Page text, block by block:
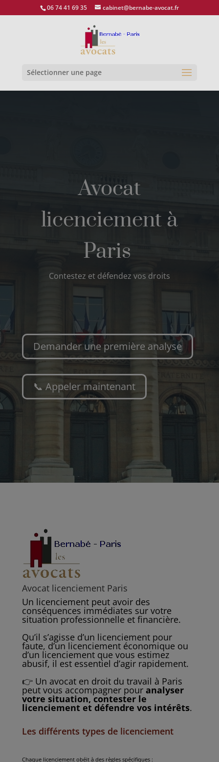
06 74 41 69 35 cabinet@bernabe-avocat.fr
Sélectionner une page
Avocat
licenciement à
Paris
Contestez et défendez vos droits
Demander une première analyse
📞 Appeler maintenant
Avocat licenciement Paris
Un licenciement peut avoir des
conséquences immédiates sur votre
situation professionnelle et financière.
Qu’il s’agisse d’un licenciement pour
faute, d’un licenciement économique ou
d’un licenciement que vous estimez
abusif, il est essentiel d’agir rapidement.
👉 Un avocat en droit du travail à Paris
peut vous accompagner pour analyser
votre situation, contester le
licenciement et défendre vos intérêts.
Les différents types de licenciement
Chaque licenciement obéit à des règles spécifiques :